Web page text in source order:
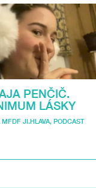
PENČIČ.
LÁSKY
MFDF JI.HLAVA, PODCAST